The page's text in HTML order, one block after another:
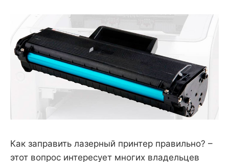
Как заправить лазерный принтер правильно? –
этот вопрос интересует многих владельцев